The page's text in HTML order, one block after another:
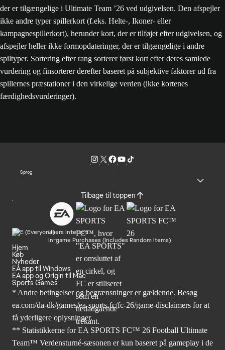
der er tilgængelige i Ultimate Team ’26 ved udgivelsen. Den afspejler
ikke andre typer spillerkort (f.eks. Helte-, Ikoner- eller
kampagnespillerkort), herunder kort, der er tilføjet efter udgivelsen, og
afspejler heller ikke formopdateringer, der er tilgængelige i andre
spiltyper. Sortering efter rang sorterer først kort efter deres samlede
vurdering og finsorterer derefter baseret på subjektive faktorer ud fra
spillernes præstationer i den virkelige verden (ikke kortenes
færdighedsvurderinger).
Sprog
Tilbage til toppen
Users Interact
In-game Purchases (Includes Random Items)
Hjem
Køb
Nyheder
EA app til Windows
EA app og Origin til Mac
Sports Games
* Andre betingelser og begrænsninger er gældende. Besøg
ea.com/da-dk/games/ea-sports-fc/fc-26/game-disclaimers for at
få yderligere oplysninger.
** Statistikkerne for EA SPORTS FC™ 26 Football Ultimate
Team™ Verdensturné-sæsonen er kun baseret på gameplay i de